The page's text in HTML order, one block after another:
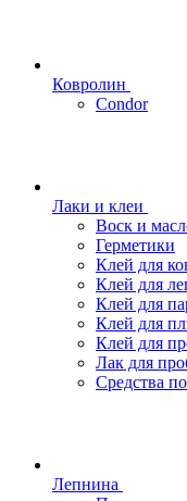
Ковролин
Condor
Лаки и клеи
Воск и
Герметики
Клей для
Клей для
Клей для
Клей для
Клей для
Лак для
Средства
Лепнина